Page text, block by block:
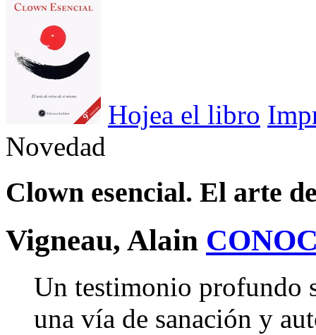
Hojea el libro
Novedad
Clown esencial. El arte
Vigneau, Alain
Un testimonio profundo
una vía de sanación y